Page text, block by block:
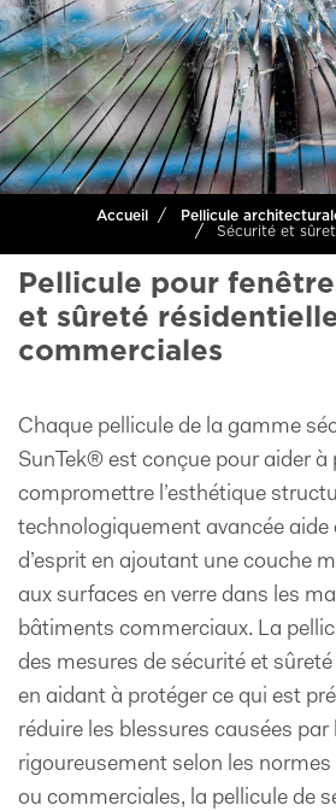
Accueil Pellicule
Sécurité et
Pellicule pour
et sûreté
commerciales
Chaque pellicule de la gamme
SunTek® est conçue pour aider à
compromettre l’esthétique
technologiquement avancée
d’esprit en ajoutant une couche
aux surfaces en verre dans les
bâtiments commerciaux. La
des mesures de sécurité et
en aidant à protéger ce qui est
réduire les blessures causées par
rigoureusement selon les
ou commerciales, la pellicule de